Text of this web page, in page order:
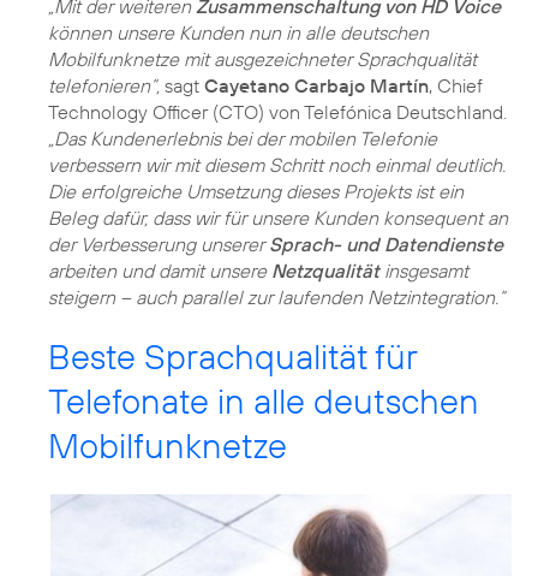
„Mit der weiteren Zusammenschaltung von HD Voice
können unsere Kunden nun in alle deutschen
Mobilfunknetze mit ausgezeichneter Sprachqualität
telefonieren“, sagt Cayetano Carbajo Martín, Chief
Technology Officer (CTO) von Telefónica Deutschland.
„Das Kundenerlebnis bei der mobilen Telefonie
verbessern wir mit diesem Schritt noch einmal deutlich.
Die erfolgreiche Umsetzung dieses Projekts ist ein
Beleg dafür, dass wir für unsere Kunden konsequent an
der Verbesserung unsererSprach- und Datendienste
arbeiten und damit unsere Netzqualitätinsgesamt
steigern – auch parallel zur laufenden Netzintegration.“
Beste Sprachqualität für
Telefonate in alle deutschen
Mobilfunknetze